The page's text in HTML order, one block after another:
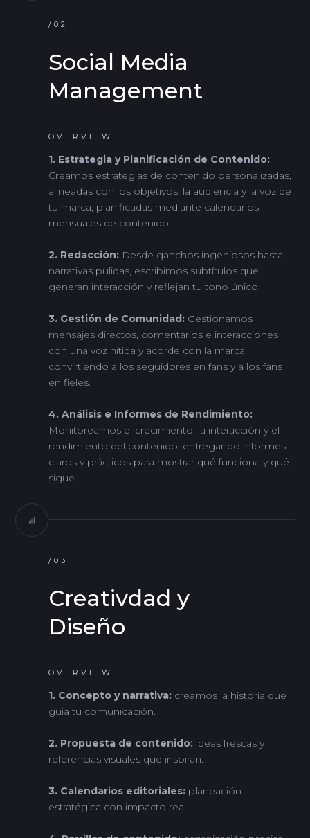
/02
Social Media
Management
OVERVIEW
1. Estrategia y Planificación de Contenido:
Creamos estrategias de contenido personalizadas,
alineadas con los objetivos, la audiencia y la voz de
tu marca, planificadas mediante calendarios
mensuales de contenido.
2. Redacción: Desde ganchos ingeniosos hasta
narrativas pulidas, escribimos subtítulos que
generan interacción y reflejan tu tono único.
3. Gestión de Comunidad: Gestionamos
mensajes directos, comentarios e interacciones
con una voz nítida y acorde con la marca,
convirtiendo a los seguidores en fans y a los fans
en fieles.
4. Análisis e Informes de Rendimiento:
Monitoreamos el crecimiento, la interacción y el
rendimiento del contenido, entregando informes
claros y prácticos para mostrar qué funciona y qué
sigue.
/03
Creativdad y
Diseño
OVERVIEW
1. Concepto y narrativa: creamos la historia que
guía tu comunicación.
2. Propuesta de contenido: ideas frescas y
referencias visuales que inspiran.
3. Calendarios editoriales: planeación
estratégica con impacto real.